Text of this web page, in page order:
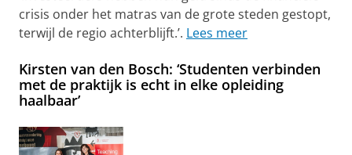
crisis onder het matras van de grote steden gestopt,
terwijl de regio achterblijft.’. Lees meer
Kirsten van den Bosch: ‘Studenten verbinden
met de praktijk is echt in elke opleiding
haalbaar’